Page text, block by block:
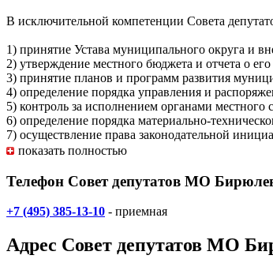
В исключительной компетенции Совета
1) принятие Устава муниципального округа и
2) утверждение местного бюджета и отчета о
3) принятие планов и программ развития
4) определение порядка управления и
5) контроль за исполнением органами
6) определение порядка материально-
7) осуществление права законодательной
8) принятие решения о проведении местного
10) образование постоянных комиссий Совета
11) внесение в уполномоченные органы
12) согласование предложений по вопросам
13) установление порядка реализации
самоуправления в Российской Федерации»;
показать полностью
Телефон Совет депутатов МО
+7 (495) 385-13-10 - приемная
Адрес Совет депутатов МО